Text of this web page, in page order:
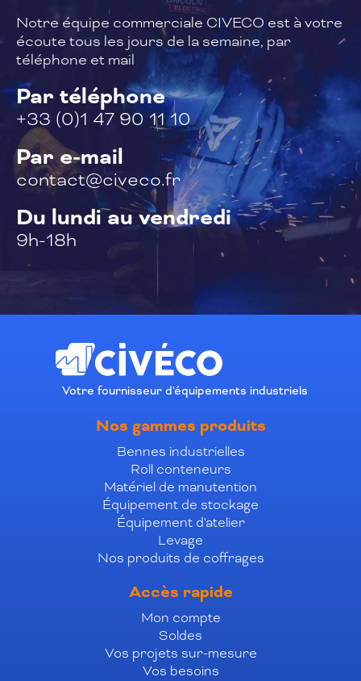
Notre équipe commerciale CIVECO est àvotre
écoute tous les jours de la semaine, par
téléphone et mail
Par téléphone
+33 (0)1 47 90 11 10
Par e-mail
contact@civeco.fr
Du lundi au vendredi
9h-18h
Votre fournisseur d'équipements industriels
Nos gammes produits
Bennes industrielles
Roll conteneurs
Matériel de manutention
Équipement de stockage
Équipement d'atelier
Levage
Nos produits de coffrages
Accès rapide
Mon compte
Soldes
Vos projets sur-mesure
Vos besoins